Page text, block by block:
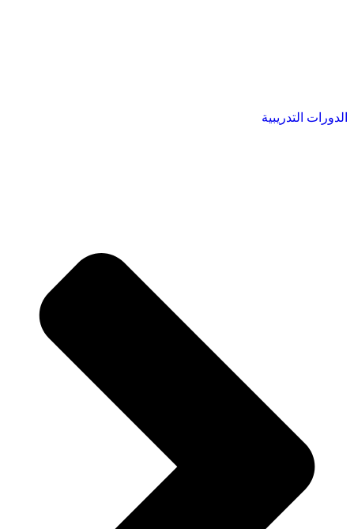
الدورات التدريبية